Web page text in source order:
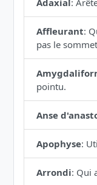
Adaxial:
Affleurant:
pas le
pointu.
Anse
Apophyse:
Arrondi: Qui